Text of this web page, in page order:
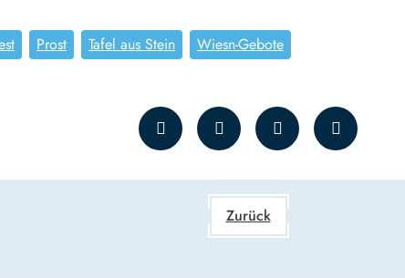
Prost Tafel aus Stein Wiesn-Gebote
Zurück